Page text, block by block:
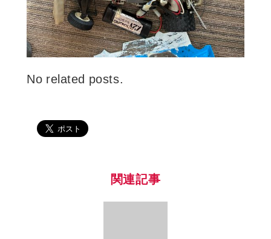
No related posts.
関連記事